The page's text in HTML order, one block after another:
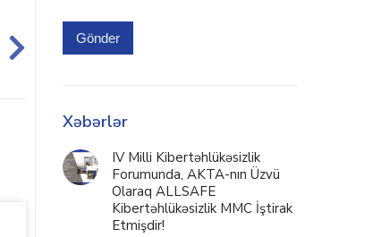
Gönder
Xəbərlər
IV Milli Kibertəhlükəsizlik
Forumunda, AKTA-nın Üzvü
Olaraq ALLSAFE
Kibertəhlükəsizlik MMC İştirak
Etmişdir!